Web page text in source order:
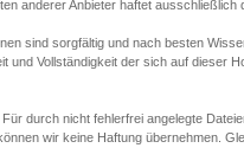
anderer Anbieter haftet ausschließlich
sind sorgfältig und nach besten
und Vollständigkeit der sich auf dieser
durch nicht fehlerfrei angelegte
wir keine Haftung übernehmen.